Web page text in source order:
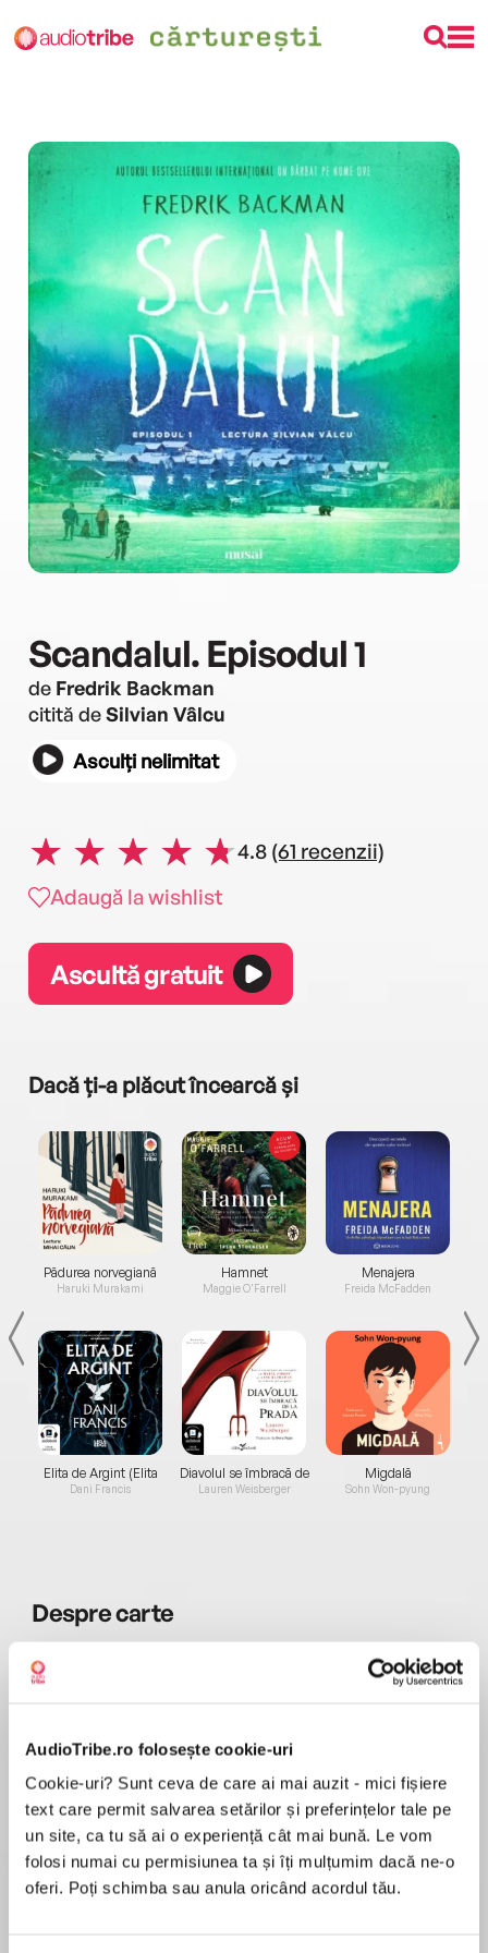
AudioTribe.ro folosește cookie-uri
Cookie-uri? Sunt ceva de care ai mai auzit - mici fișiere
text care permit salvarea setărilor și preferințelor tale pe
un site, ca tu să ai o experiență cât mai bună. Le vom
folosi numai cu permisiunea ta și îți mulțumim dacă ne-o
oferi. Poți schimba sau anula oricând acordul tău.
Scandalul. Episodul 1
de Fredrik Backman
citită deSilvian Vâlcu
Asculți nelimitat
4.8 (61 recenzii)
Adaugă la wishlist
Ascultă gratuit
Dacă ți-a plăcut încearcă și
Pădurea norvegiană
Haruki Murakami
Elita de Argint (Elita
de...
Dani Francis
Hamnet
Maggie O'Farrell
Diavolul se îmbracă de
la...
Lauren Weisberger
Menajera
Freida McFadden
Migdală
Sohn Won-pyung
Desprecarte
bărbat pe nume Ove"
este ca echipa de juniori să câștige finala
campionatului de hochei. Dar pentru unii dintre
tinerii hocheiști de șaptesprezece ani, educați
în spiritual „doar victoria contează” presiunea
devine prea mare, iar importanța pe care o dau
victoriei transcende dimensiunea morală a vieții
MAI MULT
Recenzii
PAC ! PAC! PAC ! PAC! O carte superbă . Am ras
am plâns , pielea de găină apărea și dispărea . O